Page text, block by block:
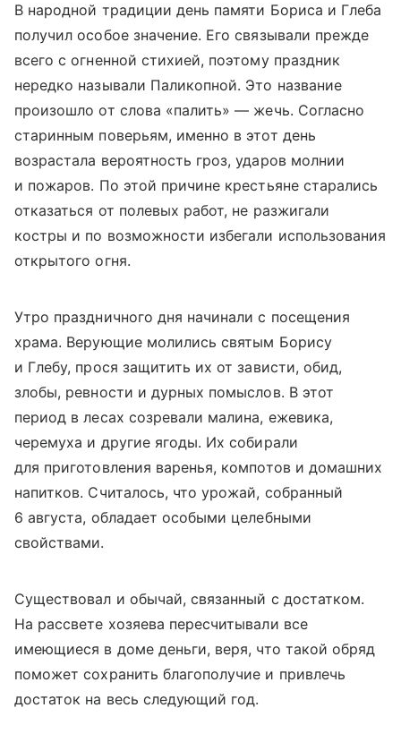
В народной традиции день памяти Бориса и Глеба
получил особое значение. Его связывали прежде
всего с огненной стихией, поэтому праздник
нередко называли Паликопной. Это название
произошло от слова «палить» — жечь. Согласно
старинным поверьям, именно в этот день
возрастала вероятность гроз, ударов молнии
и пожаров. По этой причине крестьяне старались
отказаться от полевых работ, не разжигали
костры и по возможности избегали использования
открытого огня.
Утро праздничного дня начинали с посещения
храма. Верующие молились святым Борису
и Глебу, прося защитить их от зависти, обид,
злобы, ревности и дурных помыслов. В этот
период в лесах созревали малина, ежевика,
черемуха и другие ягоды. Их собирали
для приготовления варенья, компотов и домашних
напитков. Считалось, что урожай, собранный
6 августа, обладает особыми целебными
свойствами.
Существовал и обычай, связанный с достатком.
На рассвете хозяева пересчитывали все
имеющиеся в доме деньги, веря, что такой обряд
поможет сохранить благополучие и привлечь
достаток на весь следующий год.